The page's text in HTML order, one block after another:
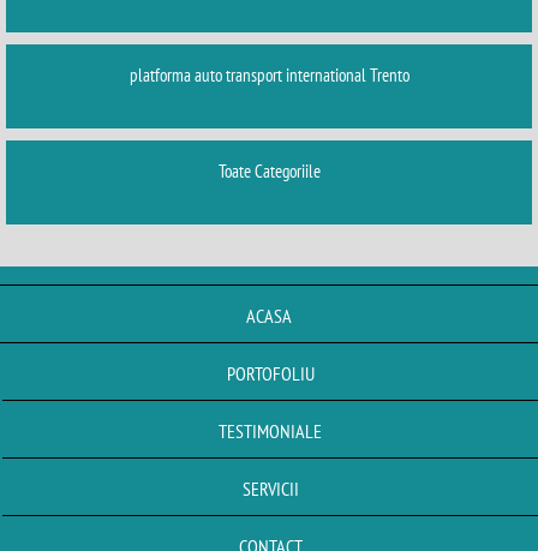
platforma auto transport international Trento
Toate Categoriile
ACASA
PORTOFOLIU
TESTIMONIALE
SERVICII
CONTACT